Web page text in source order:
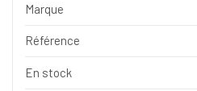
Marque
Référence
En stock